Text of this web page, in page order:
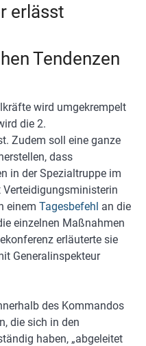
erlässt
Tendenzen
wird umgekrempelt
die 2.
Zudem soll eine ganze
dass
in der Spezialtruppe im
einem Tagesbefehl an die
einzelnen Maßnahmen
erläuterte sie
Generalinspekteur
des Kommandos
die sich in den
haben, „abgeleitet